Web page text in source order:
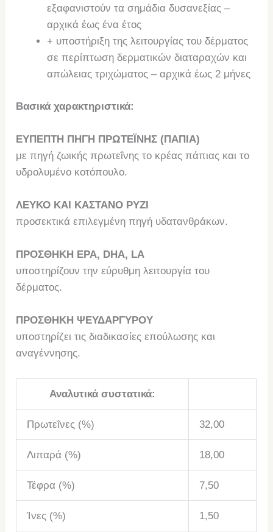
εξαφανιστούν τα σημάδια δυσανεξίας –
αρχικά έως ένα έτος
+ υποστήριξη της λειτουργίας του δέρματος
σε περίπτωση δερματικών διαταραχών και
απώλειας τριχώματος – αρχικά έως 2 μήνες
Βασικά χαρακτηριστικά:
ΕΥΠΕΠΤΗ ΠΗΓΗ ΠΡΩΤΕΪΝΗΣ (ΠΑΠΙΑ)
με πηγή ζωικής πρωτεΐνης το κρέας πάπιας και το
υδρολυμένο κοτόπουλο.
ΛΕΥΚΟ ΚΑΙ ΚΑΣΤΑΝΟ ΡΥΖΙ
προσεκτικά επιλεγμένη πηγή υδατανθράκων.
ΠΡΟΣΘΗΚΗ EPA, DHA, LA
υποστηρίζουν την εύρυθμη λειτουργία του
δέρματος.
ΠΡΟΣΘΗΚΗ ΨΕΥΔΑΡΓΥΡΟΥ
υποστηρίζει τις διαδικασίες επούλωσης και
αναγέννησης.
Αναλυτικά συστατικά:
Πρωτεΐνες (%) 32,00
Λιπαρά (%) 18,00
Τέφρα (%) 7,50
Ίνες (%) 1,50